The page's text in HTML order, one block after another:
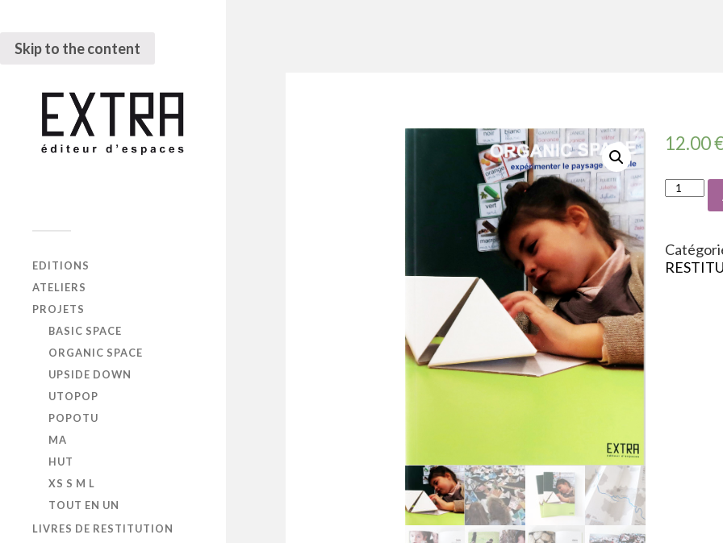
Skip to the content
EDITIONS
ATELIERS
PROJETS
BASIC SPACE
ORGANIC SPACE
UPSIDE DOWN
UTOPOP
POPOTU
MA
HUT
XS S M L
TOUT EN UN
LIVRES DE RESTITUTION
12.00